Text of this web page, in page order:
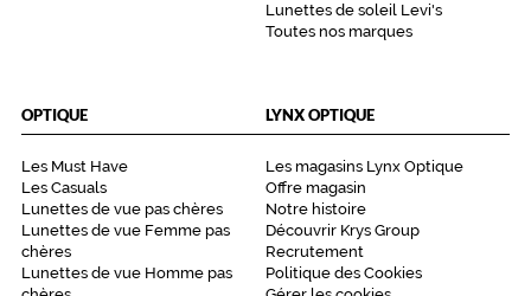
Lunettes de soleil Levi's
Toutes nos marques
OPTIQUE
Les Must Have
Les Casuals
Lunettes de vue pas chères
Lunettes de vue Femme pas
chères
Lunettes de vue Homme pas
LYNX OPTIQUE
Les magasins Lynx Optique
Offre magasin
Notre histoire
Découvrir Krys Group
Recrutement
Politique des Cookies